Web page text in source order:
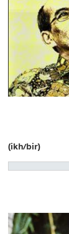
(ikh/bir)